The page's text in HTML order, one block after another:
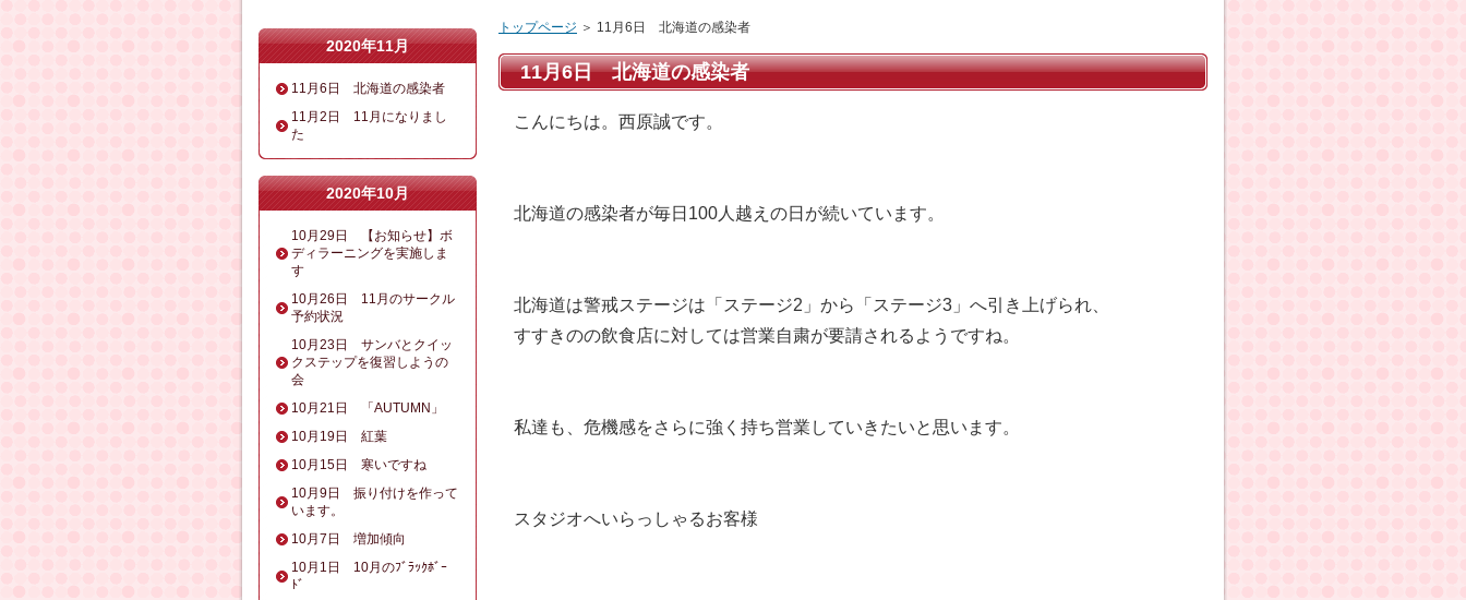
トップページ ＞ 11月6日 北海道の感染者
11月6日 北海道の感染者
こんにちは。西原誠です。
北海道の感染者が毎日100人越えの日が続いています。
北海道は警戒ステージは「ステージ2」から「ステージ3」へ引き上げられ、
すすきのの飲食店に対しては営業自粛が要請されるようですね。
私達も、危機感をさらに強く持ち営業していきたいと思います。
スタジオへいらっしゃるお客様
2020年11月
11月6日 北海道の感染者
11月2日 11月になりまし
た
2020年10月
10月29日 【お知らせ】ボ
ディラーニングを実施しま
す
10月26日 11月のサークル
予約状況
10月23日 サンバとクイッ
クステップを復習しようの
会
10月21日 「AUTUMN」
10月19日 紅葉
10月15日 寒いですね
10月9日 振り付けを作って
います。
10月7日 増加傾向
10月1日 10月のﾌﾞﾗｯｸﾎﾞｰ
ﾄﾞ